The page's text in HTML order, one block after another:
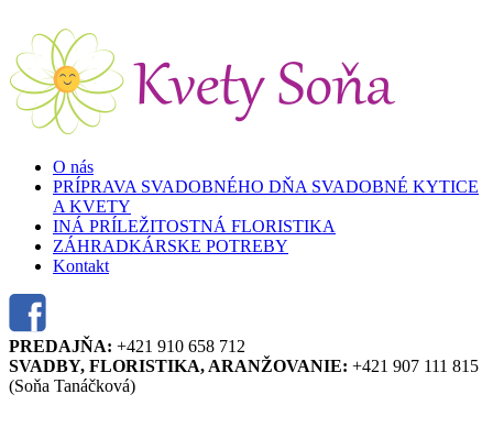
O nás
PRÍPRAVA SVADOBNÉHO DŇA SVADOBNÉ KYTICE
A KVETY
INÁ PRÍLEŽITOSTNÁ FLORISTIKA
ZÁHRADKÁRSKE POTREBY
Kontakt
PREDAJŇA: +421 910 658 712
SVADBY, FLORISTIKA, ARANŽOVANIE: +421 907 111 815
(Soňa Tanáčková)